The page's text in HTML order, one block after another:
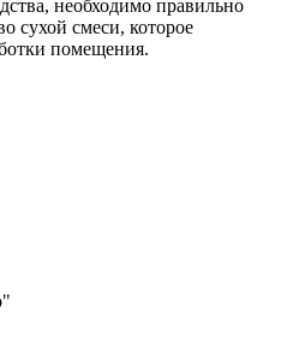
необходимо правильно
сухой смеси, которое
помещения.